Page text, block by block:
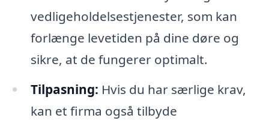
vedligeholdelsestjenester, som kan
forlænge levetiden på dine døre og
sikre, at de fungerer optimalt.
Tilpasning: Hvis du har særlige krav,
kan et firma også tilbyde